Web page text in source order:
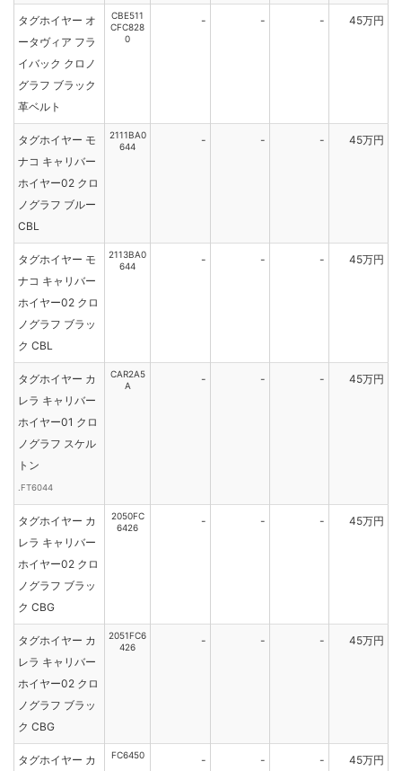
タグホイヤー オ
ータヴィア フラ
イバック クロノ
グラフ ブラック
革ベルト
CBE511
CFC828
0
- - - 45万円
タグホイヤー モ
ナコ キャリバー
ホイヤー02 クロ
ノグラフ ブルー
CBL
2111BA0
644
- - - 45万円
タグホイヤー モ
ナコ キャリバー
ホイヤー02 クロ
ノグラフ ブラッ
ク CBL
2113BA0
644
- - - 45万円
タグホイヤー カ
レラ キャリバー
ホイヤー01 クロ
ノグラフ スケル
トン
.FT6044
CAR2A5
A
- - - 45万円
タグホイヤー カ
レラ キャリバー
ホイヤー02 クロ
ノグラフ ブラッ
ク CBG
2050FC
6426
- - - 45万円
タグホイヤー カ
レラ キャリバー
ホイヤー02 クロ
ノグラフ ブラッ
ク CBG
2051FC6
426
- - - 45万円
タグホイヤー カ
FC6450 - - - 45万円